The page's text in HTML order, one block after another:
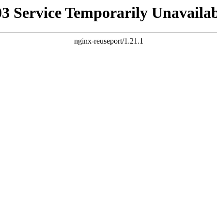
Service Temporarily
nginx-reuseport/1.21.1